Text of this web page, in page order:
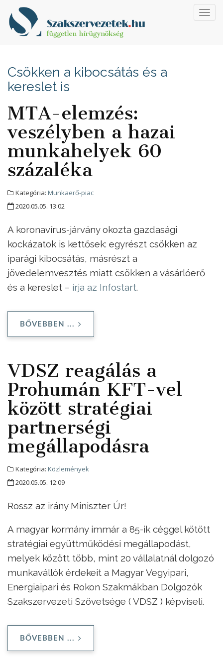
Csökken a kibocsátás és a
kereslet is
MTA-elemzés:
veszélyben a hazai
munkahelyek 60
százaléka
Kategória: Munkaerő-piac
2020.05.05. 13:02
A koronavírus-járvány okozta gazdasági
kockázatok is kettősek: egyrészt csökken az
iparági kibocsátás, másrészt a
jövedelemvesztés miatt csökken a vásárlóerő
és a kereslet – írja az Infostart.
BŐVEBBEN ...
VDSZ reagálás a
Prohumán KFT-vel
között stratégiai
partnerségi
megállapodásra
Kategória: Közlemények
2020.05.05. 12:09
Rossz az irány Miniszter Úr!
A magyar kormány immár a 85-ik céggel kötött
stratégiai együttműködési megállapodást,
melyek között több, mint 20 vállalatnál dolgozó
munkavállók érdekeit a Magyar Vegyipari,
Energiaipari és Rokon Szakmákban Dolgozók
Szakszervezeti Szövetsége ( VDSZ ) képviseli.
BŐVEBBEN ...